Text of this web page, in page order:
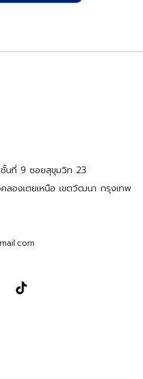
นที่ 9 ซอยสุขุมวิท 23
ลองเตยเหนือ เขตวัฒนา กรุงเทพ